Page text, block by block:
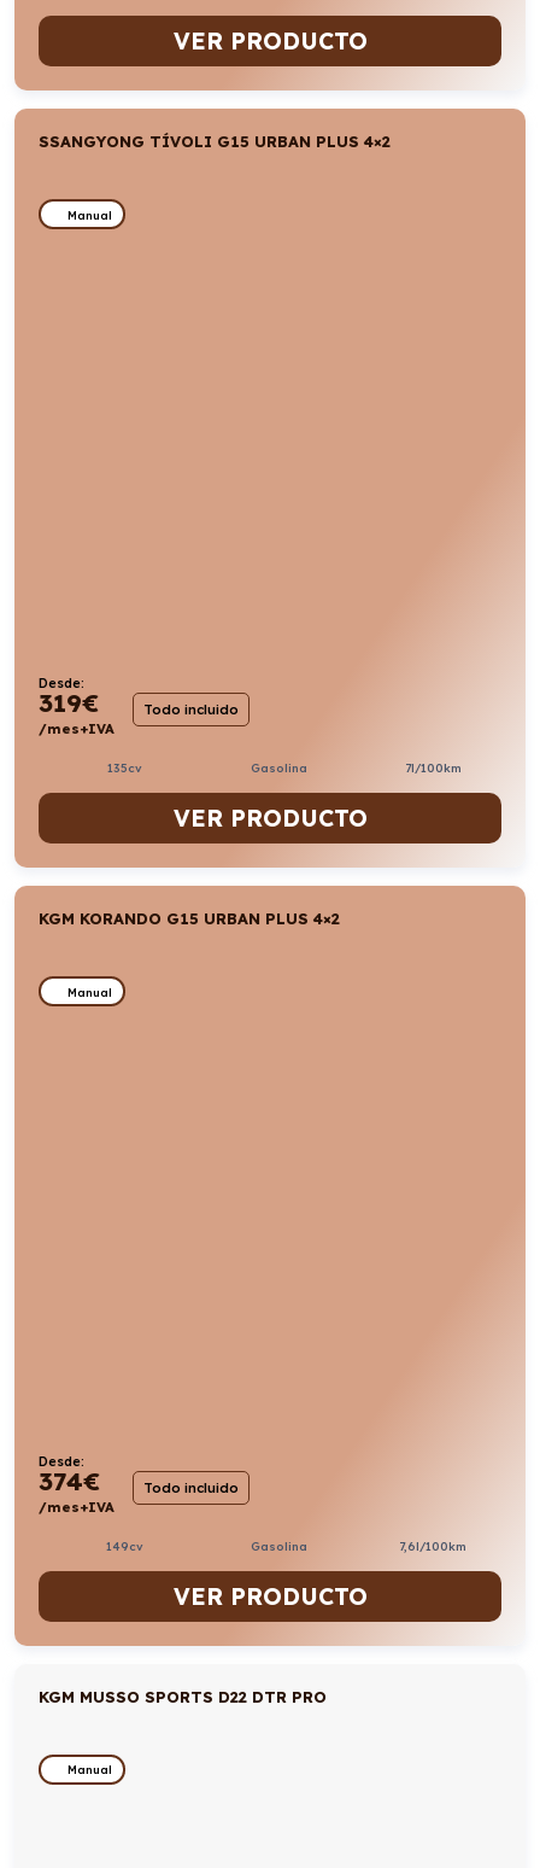
VER PRODUCTO
SSANGYONG TÍVOLI G15 URBAN PLUS 4×2
Manual
Desde:
319€
/mes+IVA
Todo incluido
135cv Gasolina 7l/100km
VER PRODUCTO
KGM KORANDO G15 URBAN PLUS 4×2
Manual
Desde:
374€
/mes+IVA
Todo incluido
149cv Gasolina 7,6l/100km
VER PRODUCTO
KGM MUSSO SPORTS D22 DTR PRO
Manual